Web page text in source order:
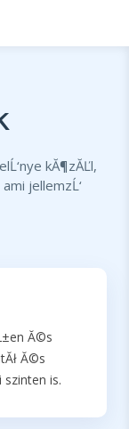
kĂ¶zĂĽl,
jellemzĹ‘
Ă©s
Ă©s
szinten is.